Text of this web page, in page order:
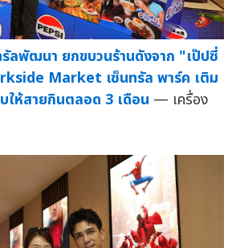
ลพัฒนา ยกขบวนร้านดังจาก "เป๊ปซี่
Market เซ็นทรัล พาร์ค เติม
ให้สายกินตลอด 3 เดือน — เครื่อง